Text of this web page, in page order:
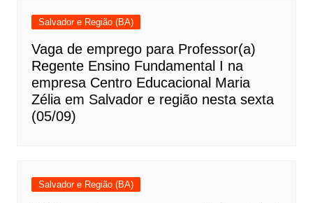
Salvador e Região (BA)
Vaga de emprego para Professor(a)
Regente Ensino Fundamental I na
empresa Centro Educacional Maria
Zélia em Salvador e região nesta sexta
(05/09)
Salvador e Região (BA)